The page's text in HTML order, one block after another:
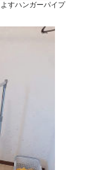
すハンガーパイプ